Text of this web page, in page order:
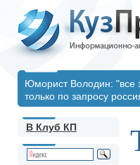
Юморист Володин: "все
только по запросу
В Клуб КП